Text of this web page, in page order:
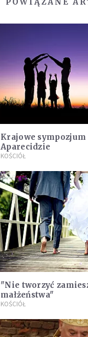
Krajowe
Aparecidzie
KOŚCIÓŁ
"Nie tworzyć
małżeństwa"
KOŚCIÓŁ